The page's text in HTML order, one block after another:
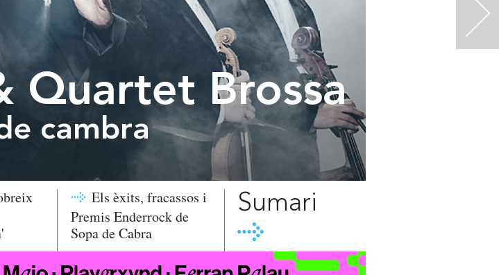
>
Quartet Brossa
cambra
Els èxits, fracassos i
Premis Enderrock de
Sopa de Cabra
Sumari